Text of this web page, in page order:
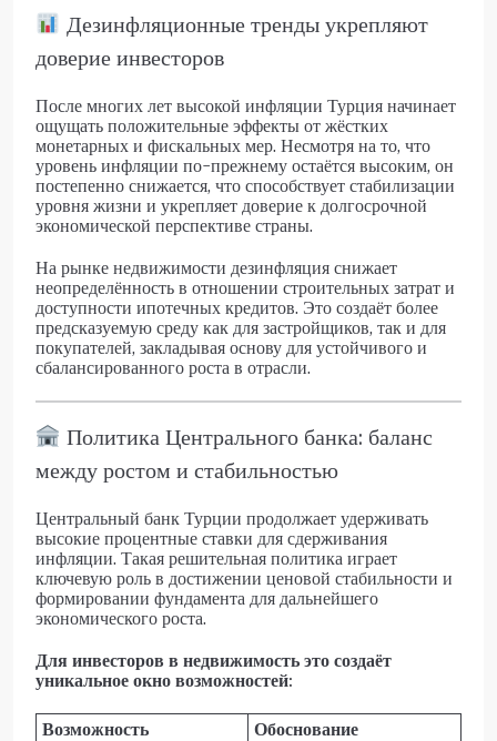
Дезинфляционные тренды укрепляют
доверие инвесторов
После многих лет высокой инфляции Турция начинает
ощущать положительные эффекты от жёстких
монетарных и фискальных мер. Несмотря на то, что
уровень инфляции по-прежнему остаётся высоким, он
постепенно снижается, что способствует стабилизации
уровня жизни и укрепляет доверие к долгосрочной
экономической перспективе страны.
На рынке недвижимости дезинфляция снижает
неопределённость в отношении строительных затрат и
доступности ипотечных кредитов. Это создаёт более
предсказуемую среду как для застройщиков, так и для
покупателей, закладывая основу для устойчивого и
сбалансированного роста в отрасли.
Политика Центрального банка: баланс
между ростом и стабильностью
Центральный банк Турции продолжает удерживать
высокие процентные ставки для сдерживания
инфляции. Такая решительная политика играет
ключевую роль в достижении ценовой стабильности и
формировании фундамента для дальнейшего
экономического роста.
Для инвесторов в недвижимость это создаёт
уникальное окно возможностей:
Возможность Обоснование